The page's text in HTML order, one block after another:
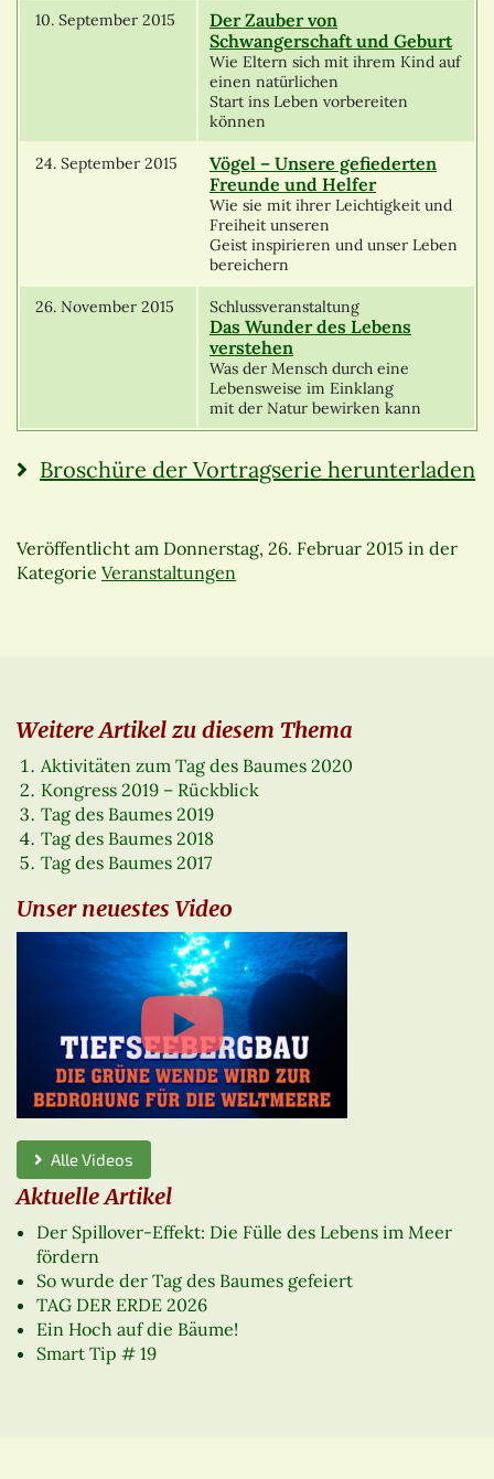
10. September 2015
Der Zauber von
Schwangerschaft und Geburt
Wie Eltern sich mit ihrem Kind auf
einen natürlichen
Start ins Leben vorbereiten
können
24. September 2015
Vögel – Unsere gefiederten
Freunde und Helfer
Wie sie mit ihrer Leichtigkeit und
Freiheit unseren
Geist inspirieren und unser Leben
bereichern
26. November 2015 Schlussveranstaltung
Das Wunder des Lebens
verstehen
Was der Mensch durch eine
Lebensweise im Einklang
mit der Natur bewirken kann
Broschüre der Vortragserie herunterladen
Veröffentlicht am Donnerstag, 26. Februar 2015 in der
Kategorie Veranstaltungen
Weitere Artikel zu diesem Thema
Aktivitäten zum Tag des Baumes 2020
Kongress 2019 – Rückblick
Tag des Baumes 2019
Tag des Baumes 2018
Tag des Baumes 2017
Unser neuestes Video
Alle Videos
Aktuelle Artikel
Der Spillover-Effekt: Die Fülle des Lebens im Meer
fördern
So wurde der Tag des Baumes gefeiert
TAG DER ERDE 2026
Ein Hoch auf die Bäume!
Smart Tip # 19